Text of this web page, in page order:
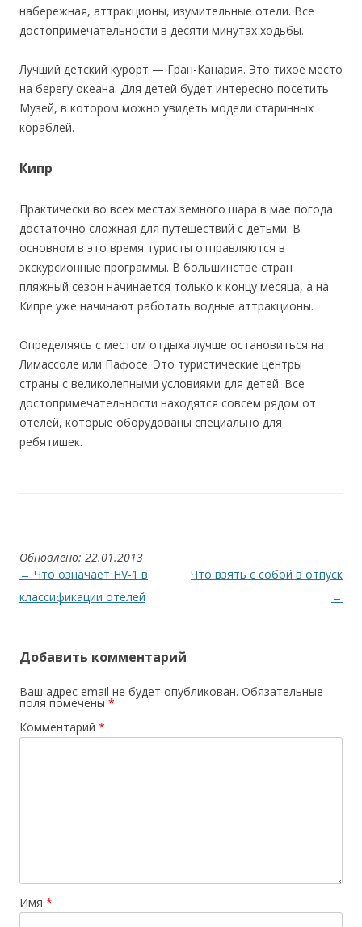
набережная, аттракционы, изумительные отели. Все
достопримечательности в десяти минутах ходьбы.
Лучший детский курорт — Гран-Канария. Это тихое место
на берегу океана. Для детей будет интересно посетить
Музей, в котором можно увидеть модели старинных
кораблей.
Кипр
Практически во всех местах земного шара в мае погода
достаточно сложная для путешествий с детьми. В
основном в это время туристы отправляются в
экскурсионные программы. В большинстве стран
пляжный сезон начинается только к концу месяца, а на
Кипре уже начинают работать водные аттракционы.
Определяясь с местом отдыха лучше остановиться на
Лимассоле или Пафосе. Это туристические центры
страны с великолепными условиями для детей. Все
достопримечательности находятся совсем рядом от
отелей, которые оборудованы специально для
ребятишек.
Обновлено: 22.01.2013
Post navigation
← Что означает HV-1 в
классификации отелей
Что взять с собой в отпуск
→
Добавить комментарий
Ваш адрес email не будет опубликован. Обязательные
поля помечены *
Комментарий *
Имя *